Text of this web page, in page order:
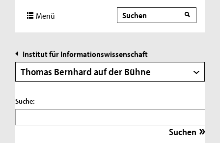
Menü Suche
Suche
Institut für Informationswissenschaft
Thomas Bernhard auf der Bühne
Suche: